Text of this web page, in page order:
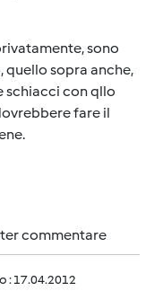
sono
sopra anche,
schiacci con qllo
fare il
commentare
: 17.04.2012